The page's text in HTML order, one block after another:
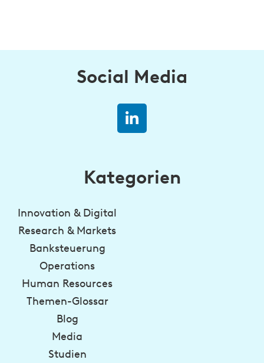
Social Media
Kategorien
Innovation & Digital
Research & Markets
Banksteuerung
Operations
Human Resources
Themen-Glossar
Blog
Media
Studien